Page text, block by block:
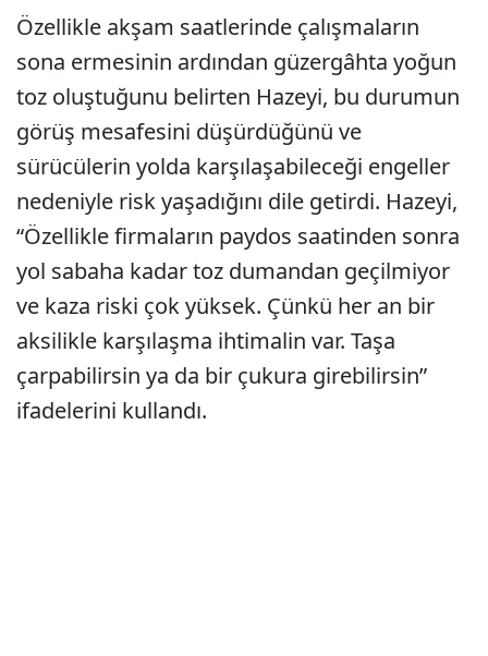
Özellikle akşam saatlerinde çalışmaların
sona ermesinin ardından güzergâhta yoğun
toz oluştuğunu belirten Hazeyi, bu durumun
görüş mesafesini düşürdüğünü ve
sürücülerin yolda karşılaşabileceği engeller
nedeniyle risk yaşadığını dile getirdi. Hazeyi,
“Özellikle firmaların paydos saatinden sonra
yol sabaha kadar toz dumandan geçilmiyor
ve kaza riski çok yüksek. Çünkü her an bir
aksilikle karşılaşma ihtimalin var. Taşa
çarpabilirsin ya da bir çukura girebilirsin”
ifadelerini kullandı.